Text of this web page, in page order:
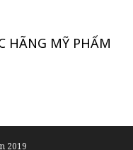
HÃNG MỸ PHẨM
2019